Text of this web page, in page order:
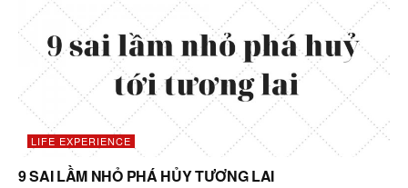
LIFE EXPERIENCE
9 SAI LẦM NHỎ PHÁ HỦY TƯƠNG LAI